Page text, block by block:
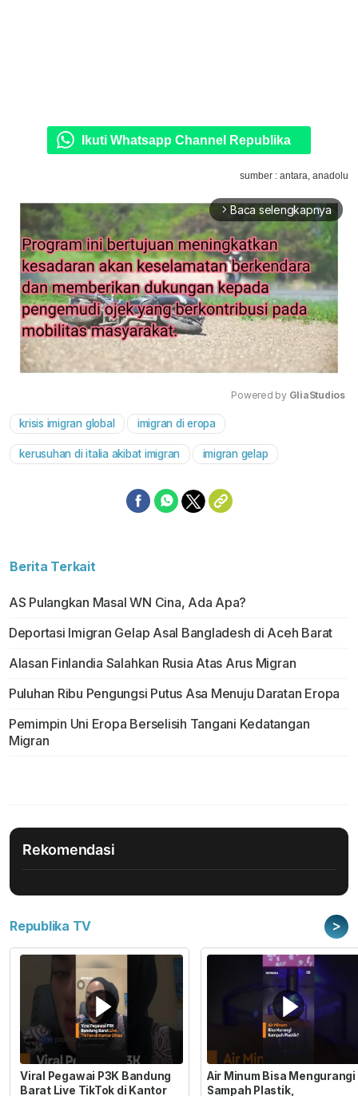
Ikuti Whatsapp Channel Republika
sumber : antara, anadolu
arrow_forward_ios Baca selengkapnya
Powered by GliaStudios
krisis imigran global imigran di eropa
kerusuhan di italia akibat imigran imigran gelap
Berita Terkait
AS Pulangkan Masal WN Cina, Ada Apa?
Deportasi Imigran Gelap Asal Bangladesh di Aceh Barat
Alasan Finlandia Salahkan Rusia Atas Arus Migran
Puluhan Ribu Pengungsi Putus Asa Menuju Daratan Eropa
Pemimpin Uni Eropa Berselisih Tangani Kedatangan
Migran
Rekomendasi
Republika TV >
Viral Pegawai P3K Bandung
Barat Live TikTok di Kantor
Air Minum Bisa Mengurangi
Sampah Plastik,